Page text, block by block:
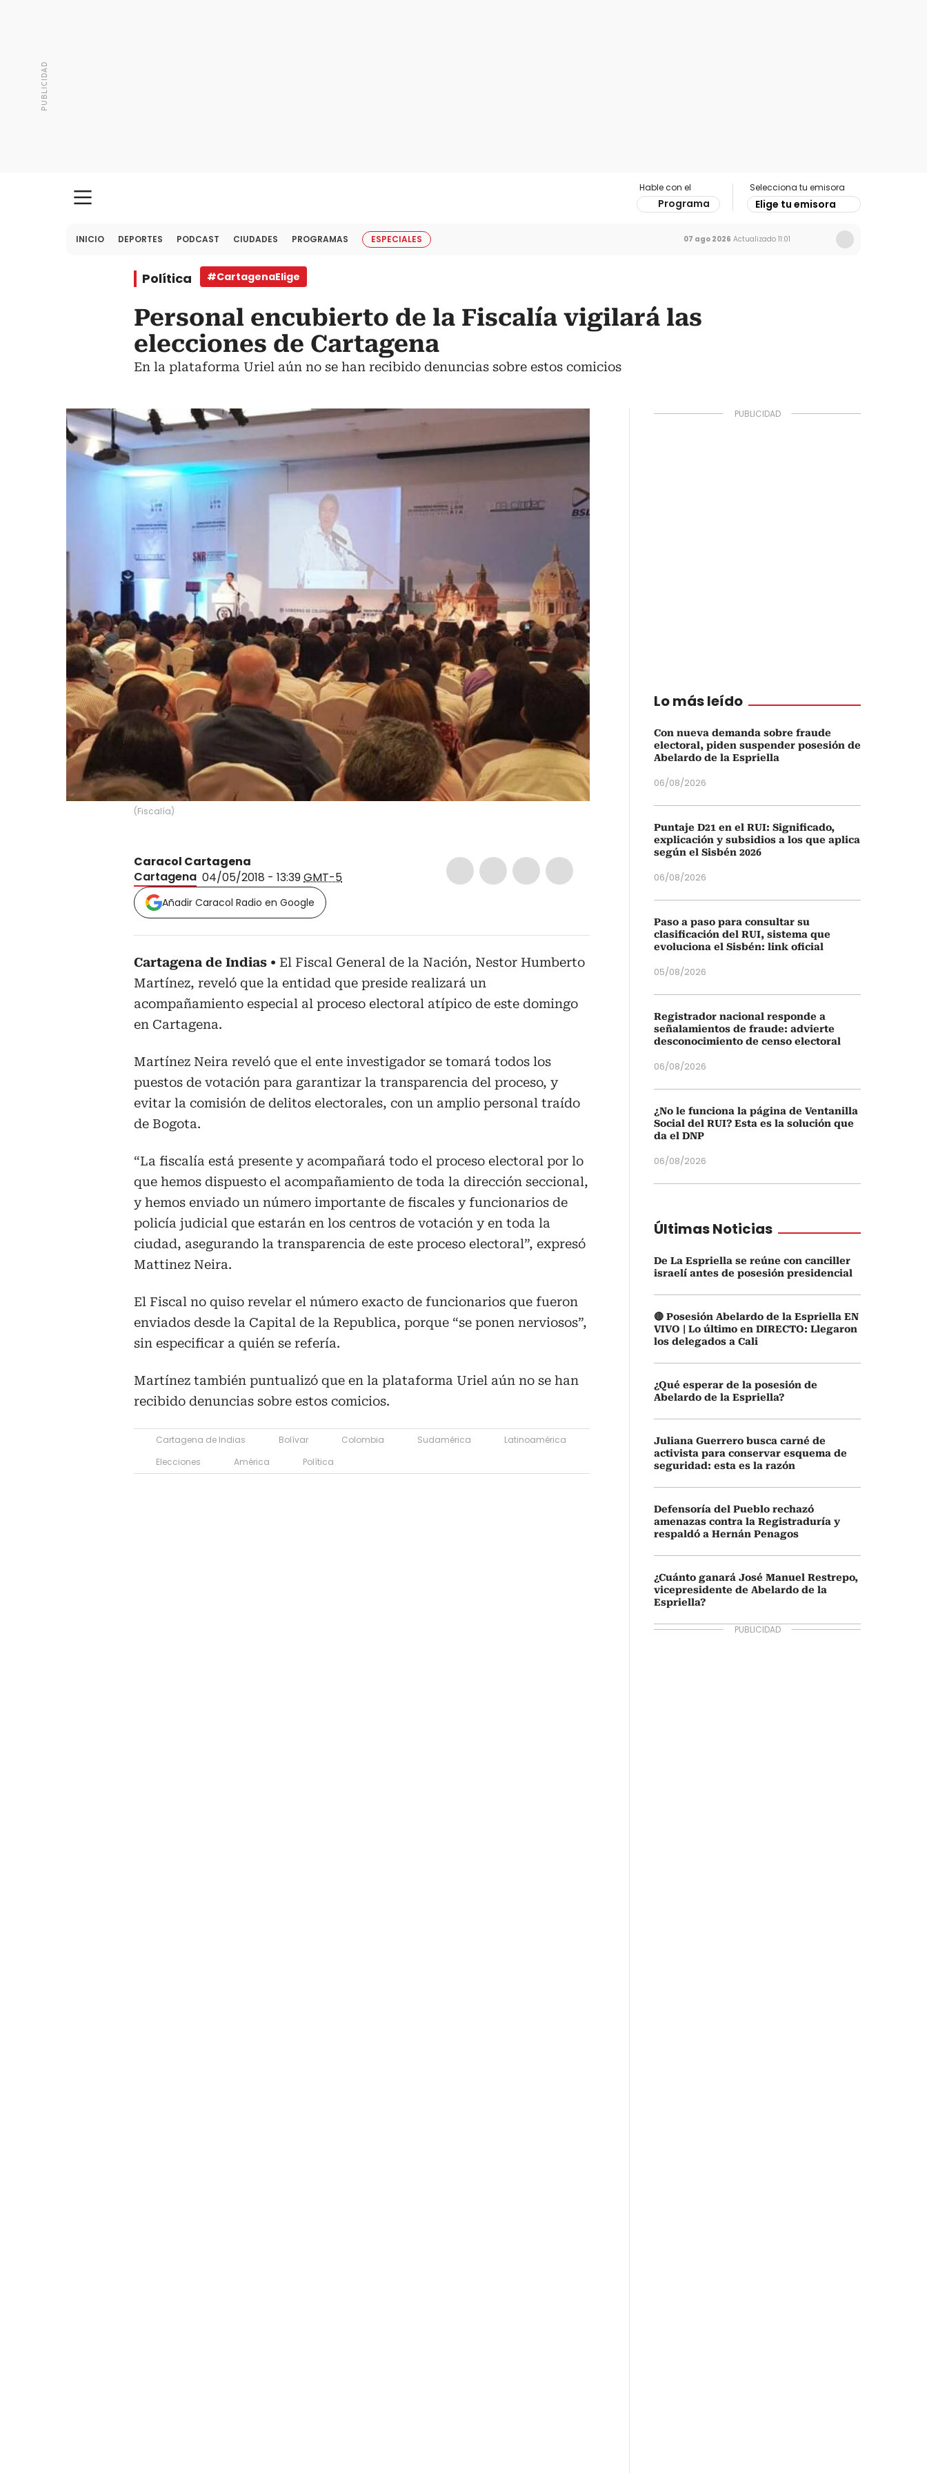
Hable con el
Programa
Selecciona tu emisora
Elige tu emisora
INICIO DEPORTES PODCAST CIUDADES PROGRAMAS ESPECIALES 07 ago 2026 Actualizado 11:01
Política #CartagenaElige
Personal encubierto de la Fiscalía vigilará las
elecciones de Cartagena
En la plataforma Uriel aún no se han recibido denuncias sobre estos comicios
(Fiscalía)
Caracol Cartagena
Cartagena 04/05/2018 - 13:39GMT-5
Añadir Caracol Radio en Google
Cartagena de Indias
El Fiscal General de la Nación, Nestor Humberto
Martínez, reveló que la entidad que preside realizará un
acompañamiento especial al proceso electoral atípico de este domingo
en Cartagena.
Martínez Neira reveló que el ente investigador se tomará todos los
puestos de votación para garantizar la transparencia del proceso, y
evitar la comisión de delitos electorales, con un amplio personal traído
de Bogota.
“La fiscalía está presente y acompañará todo el proceso electoral por lo
que hemos dispuesto el acompañamiento de toda la dirección seccional,
y hemos enviado un número importante de fiscales y funcionarios de
policía judicial que estarán en los centros de votación y en toda la
ciudad, asegurando la transparencia de este proceso electoral”, expresó
Mattinez Neira.
El Fiscal no quiso revelar el número exacto de funcionarios que fueron
enviados desde la Capital de la Republica, porque “se ponen nerviosos”,
sin especificar a quién se refería.
Martínez también puntualizó que en la plataforma Uriel aún no se han
recibido denuncias sobre estos comicios.
Cartagena de Indias Bolívar Colombia Sudamérica
Latinoamérica
Elecciones
América Política
Lo más leído
Con nueva demanda sobre fraude
electoral, piden suspender posesión de
Abelardo de la Espriella
06/08/2026
Puntaje D21 en el RUI: Significado,
explicación y subsidios a los que aplica
según el Sisbén 2026
06/08/2026
Paso a paso para consultar su
clasificación del RUI, sistema que
evoluciona el Sisbén: link oficial
05/08/2026
Registrador nacional responde a
señalamientos de fraude: advierte
desconocimiento de censo electoral
06/08/2026
¿No le funciona la página de Ventanilla
Social del RUI? Esta es la solución que
da el DNP
06/08/2026
Últimas Noticias
De La Espriella se reúne con canciller
israelí antes de posesión presidencial
🔴 Posesión Abelardo de la Espriella EN
VIVO | Lo último en DIRECTO: Llegaron
los delegados a Cali
¿Qué esperar de la posesión de
Abelardo de la Espriella?
Juliana Guerrero busca carné de
activista para conservar esquema de
seguridad: esta es la razón
Defensoría del Pueblo rechazó
amenazas contra la Registraduría y
respaldó a Hernán Penagos
¿Cuánto ganará José Manuel Restrepo,
vicepresidente de Abelardo de la
Espriella?